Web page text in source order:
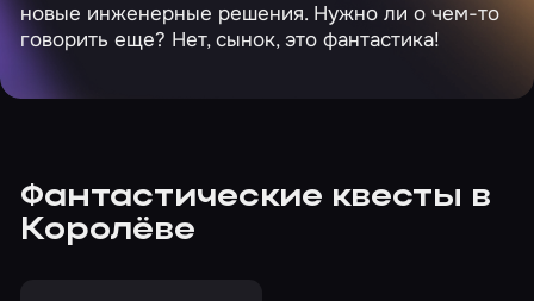
новые инженерные решения. Нужно ли о чем-то
говорить еще? Нет, сынок, это фантастика!
Фантастические квесты в
Королёве